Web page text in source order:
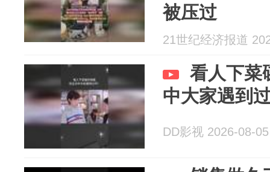
被压过
21世纪经济报道
看人下菜
中大家遇到
DD影视 2026-08-05